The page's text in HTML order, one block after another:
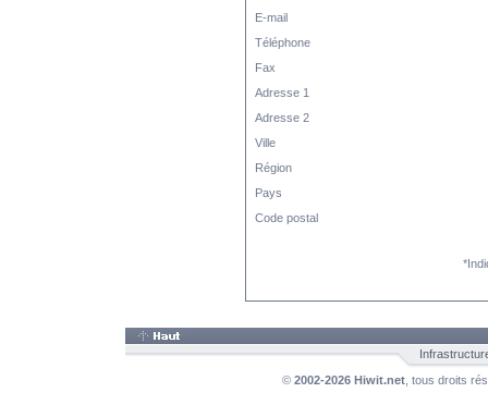
E-mail
Téléphone
Fax
Adresse 1
Adresse 2
Ville
Région
Pays
Code postal
© 2002-2026 Hiwit.net , tous droits